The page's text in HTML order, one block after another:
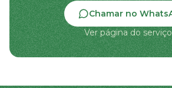
Chamar no
Ver página do serviço